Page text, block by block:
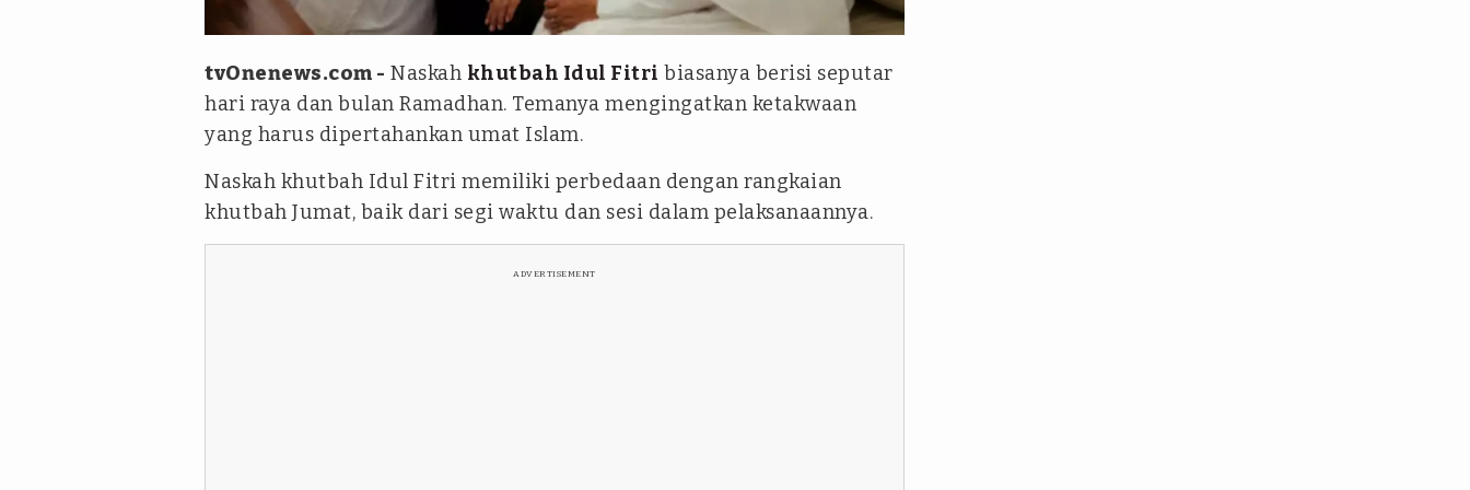
iStockPhoto
tvOnenews.com - Naskah khutbah Idul Fitri biasanya berisi seputar
hari raya dan bulan Ramadhan. Temanya mengingatkan ketakwaan
yang harus dipertahankan umat Islam.
Naskah khutbah Idul Fitri memiliki perbedaan dengan rangkaian
khutbah Jumat, baik dari segi waktu dan sesi dalam pelaksanaannya.
ADVERTISEMENT